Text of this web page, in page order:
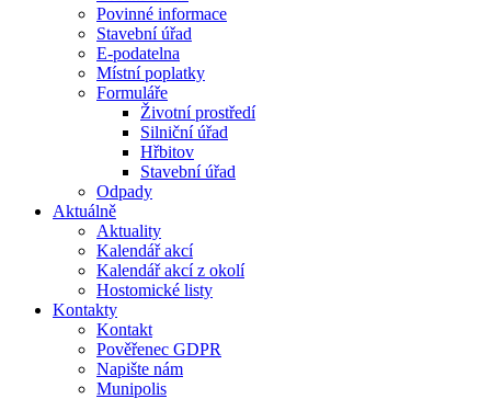
Povinné informace
Stavební úřad
E-podatelna
Místní poplatky
Formuláře
Životní prostředí
Silniční úřad
Hřbitov
Stavební úřad
Odpady
Aktuálně
Aktuality
Kalendář akcí
Kalendář akcí z okolí
Hostomické listy
Kontakty
Kontakt
Pověřenec GDPR
Napište nám
Munipolis